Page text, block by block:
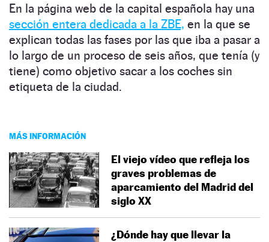
En la página web de la capital española hay una
sección entera dedicada a la ZBE, en la que se
explican todas las fases por las que iba a pasar a
lo largo de un proceso de seis años, que tenía (y
tiene) como objetivo sacar a los coches sin
etiqueta de la ciudad.
MÁS INFORMACIÓN
El viejo vídeo que refleja los
graves problemas de
aparcamiento del Madrid del
siglo XX
¿Dónde hay que llevar la